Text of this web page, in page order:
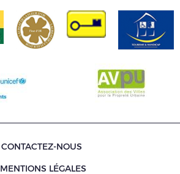
CONTACTEZ-NOUS
MENTIONS LÉGALES